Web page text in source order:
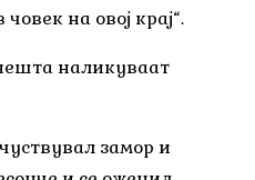
на овој крај“.
наликуваат
замор и